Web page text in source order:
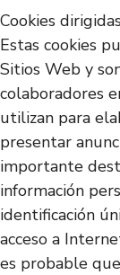
Cookies dirigidas
Estas cookies
Sitios Web y
colaboradores
utilizan para
presentar
importante
información
identificación
acceso a
es probable